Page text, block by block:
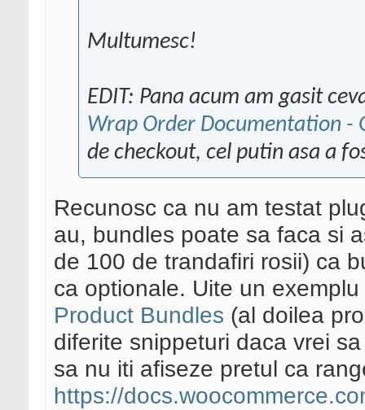
Multumesc!
EDIT: Pana acum am gasit
Wrap Order Documentation -
de checkout, cel putin asa a
Recunosc ca nu am testat
au, bundles poate sa faca si
de 100 de trandafiri rosii) ca
ca optionale. Uite un
Product Bundles (al doilea
diferite snippeturi daca vrei
sa nu iti afiseze pretul ca
https://